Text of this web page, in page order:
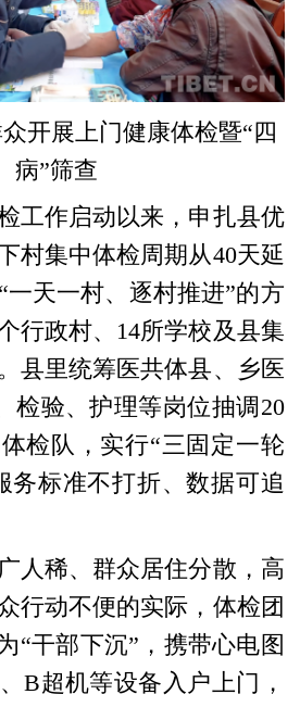
开展上门健康体检暨“四
病”筛查
工作启动以来，申扎县优
村集中体检周期从40天延
一天一村、逐村推进”的方
行政村、14所学校及县集
县里统筹医共体县、乡医
检验、护理等岗位抽调20
检队，实行“三固定一轮
务标准不打折、数据可追
人稀、群众居住分散，高
行动不便的实际，体检团
“干部下沉”，携带心电图
B超机等设备入户上门，